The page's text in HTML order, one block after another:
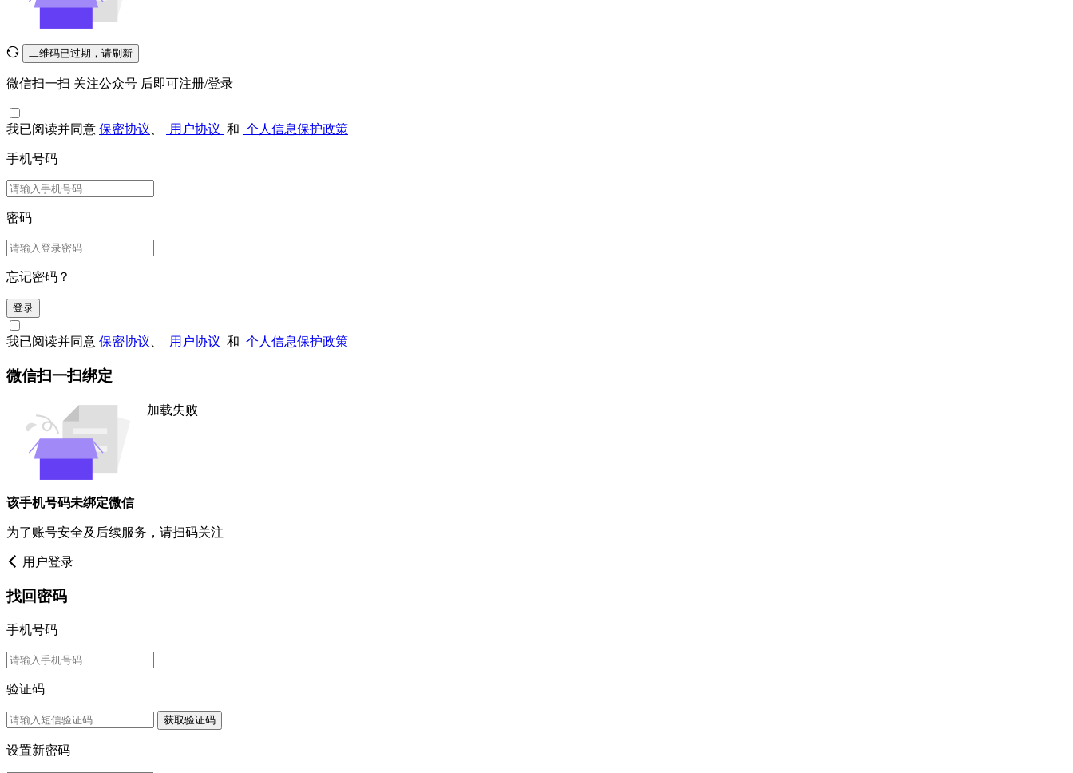
二维码已过期，请刷新
微信扫一扫 关注公众号 后即可注册/登录
我已阅读并同意 保密协议 用户协议 和 个人信息保护政策
手机号码
密码
忘记密码？
登录
我已阅读并同意 保密协议 用户协议 和 个人信息保护政策
微信扫一扫绑定
加载失败
该手机号码未绑定微信
为了账号安全及后续服务，请扫码关注
用户登录
找回密码
手机号码
验证码
获取验证码
设置新密码